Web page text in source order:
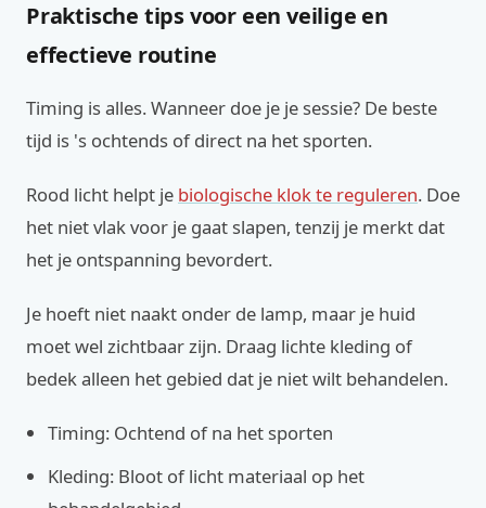
Praktische tips voor een veilige en
effectieve routine
Timing is alles. Wanneer doe je je sessie? De beste
tijd is 's ochtends of direct na het sporten.
Rood licht helpt je biologische klok te reguleren. Doe
het niet vlak voor je gaat slapen, tenzij je merkt dat
het je ontspanning bevordert.
Je hoeft niet naakt onder de lamp, maar je huid
moet wel zichtbaar zijn. Draag lichte kleding of
bedek alleen het gebied dat je niet wilt behandelen.
Timing: Ochtend of na het sporten
Kleding: Bloot of licht materiaal op het